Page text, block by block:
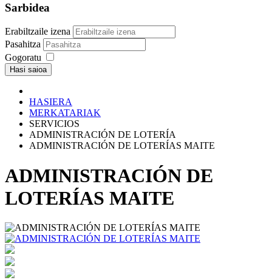
Sarbidea
Erabiltzaile izena
Pasahitza
Gogoratu
Hasi saioa
HASIERA
MERKATARIAK
SERVICIOS
ADMINISTRACIÓN DE LOTERÍA
ADMINISTRACIÓN DE LOTERÍAS MAITE
ADMINISTRACIÓN DE
LOTERÍAS MAITE